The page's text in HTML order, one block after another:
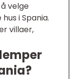
velge
i Spania.
villaer,